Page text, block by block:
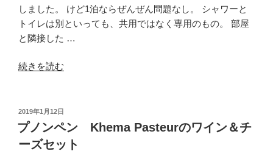
イ
ペ
ト
で
で
移
しました。 けど1泊ならぜんぜん問題なし。 シャワーと
トイレは別といっても、共用ではなく専用のもの。 部屋
と隣接した …
“プ
ペ
ン
続きを読む
投
稿
日:
2019年1月12日
プノンペン Khema Pasteurのワイン＆チ
ーズセット